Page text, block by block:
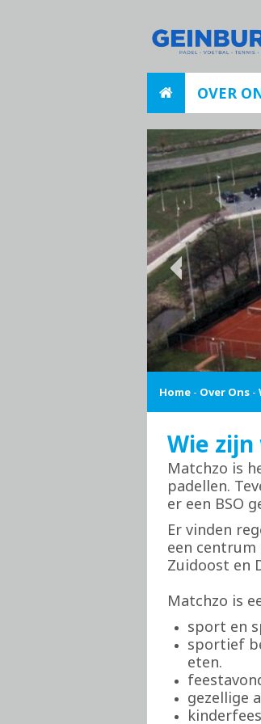
 OVER
Home - Over Ons -
Wie
Matchzo is
padellen.
er een BSO
Er vinden
een centrum
Zuidoost en
Matchzo is
sport en
sportief
eten.
gezellige